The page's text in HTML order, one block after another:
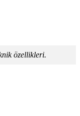
özellikleri.